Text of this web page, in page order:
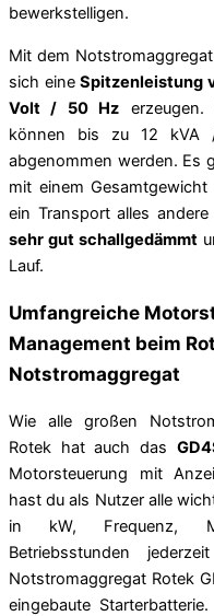
bewerkstelligen.
Mit dem Notstromaggregat
sich eineSpitzenleistung
Volt / 50 Hz erzeugen.
können bis zu 12
abgenommen werden. Es
mit einem
ein Transport alles
sehr gut schallgedämmt
Lauf.
Umfangreiche
Management beim
Notstromaggregat
Wie alle großen
Rotek hat auch das
Motorsteuerung mit
hast du als Nutzer alle
in kW, Frequenz,
Betriebsstunden
Notstromaggregat Rotek
eingebaute Starterbatterie.